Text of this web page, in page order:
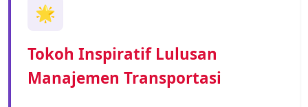
🌟
Tokoh Inspiratif Lulusan
Manajemen Transportasi